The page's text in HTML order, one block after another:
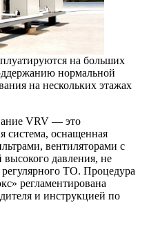
на больших
нормальной
на нескольких этажах
VRV — это
система, оснащенная
вентиляторами с
высокого давления, не
регулярного ТО. Процедура
регламентирована
и инструкцией по